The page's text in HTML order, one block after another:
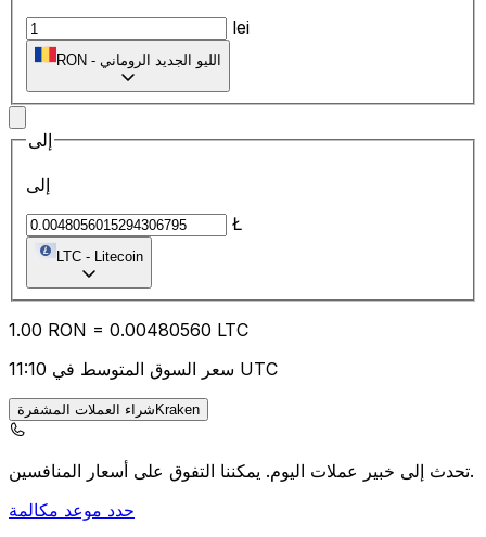
lei
RON - الليو الجديد الروماني
إلى
إلى
Ł
LTC - Litecoin
1.00 RON = 0.00480560 LTC
سعر السوق المتوسط في 11:10 UTC
شراء العملات المشفرةKraken
تحدث إلى خبير عملات اليوم.يمكننا التفوق على أسعار المنافسين.
حدد موعد مكالمة